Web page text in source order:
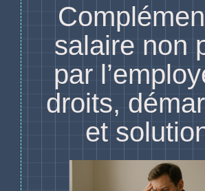
salaire non
par
droits,
et